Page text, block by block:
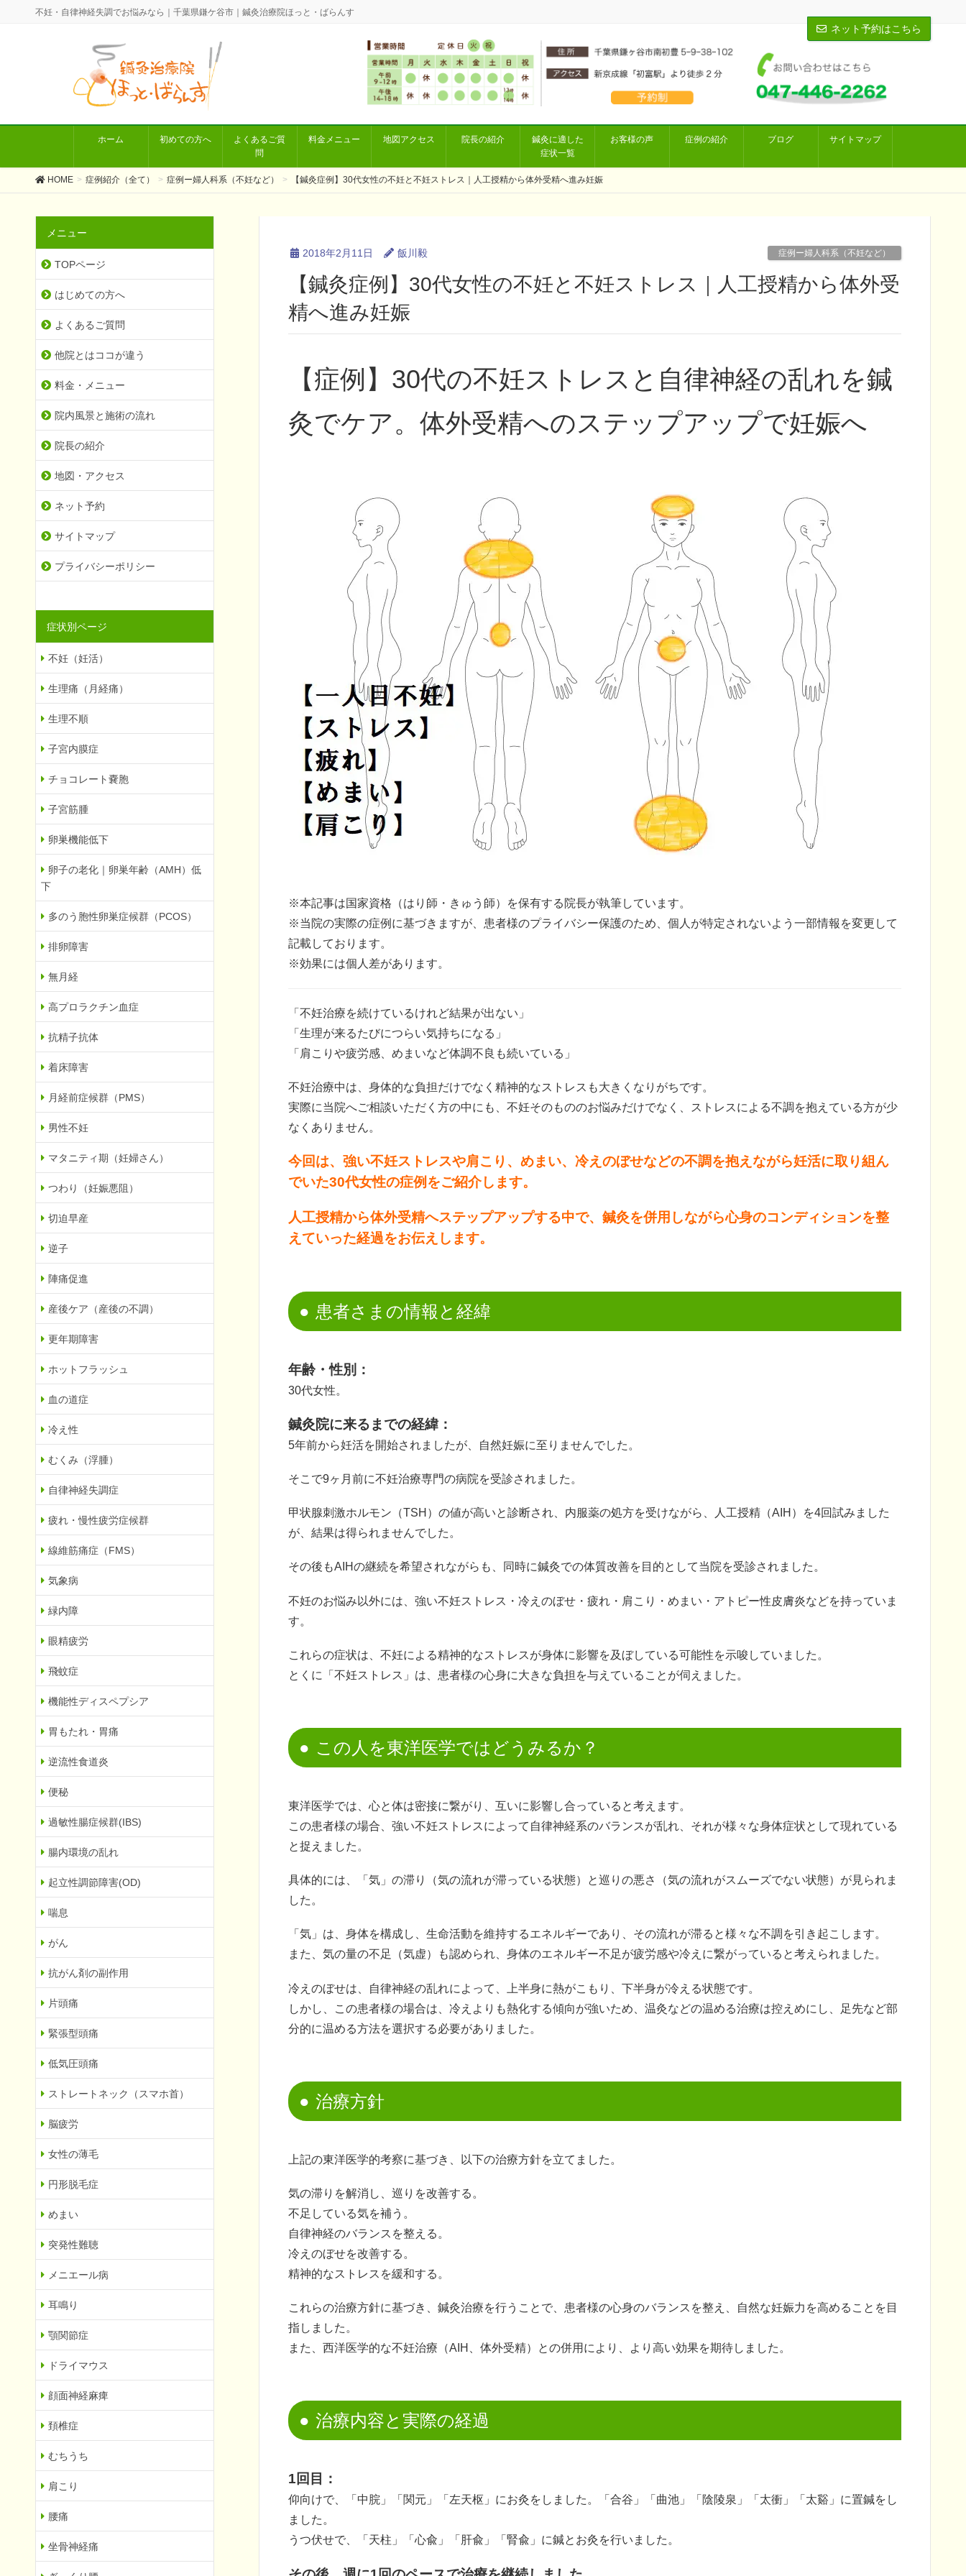
不妊・自律神経失調でお悩みなら｜千葉県鎌ケ谷市｜鍼灸治療院ほっと・ばらんす
ネット予約はこちら
ホーム 初めての方へ
よくあるご質
問
料金メニュー 地図アクセス 院長の紹介
鍼灸に適した
症状一覧
お客様の声 症例の紹介 ブログ サイトマップ
HOME 症例紹介（全て） 症例ー婦人科系（不妊など） 【鍼灸症例】30代女性の不妊と不妊ストレス｜人工授精から体外受精へ進み妊娠
2018年2月11日 飯川毅 症例ー婦人科系（不妊など）
【鍼灸症例】30代女性の不妊と不妊ストレス｜人工授精から体外受
精へ進み妊娠
【症例】30代の不妊ストレスと自律神経の乱れを鍼
灸でケア。体外受精へのステップアップで妊娠へ
※本記事は国家資格（はり師・きゅう師）を保有する院長が執筆しています。
※当院の実際の症例に基づきますが、患者様のプライバシー保護のため、個人が特定されないよう一部情報を変更して
記載しております。
※効果には個人差があります。
「不妊治療を続けているけれど結果が出ない」
「生理が来るたびにつらい気持ちになる」
「肩こりや疲労感、めまいなど体調不良も続いている」
不妊治療中は、身体的な負担だけでなく精神的なストレスも大きくなりがちです。
実際に当院へご相談いただく方の中にも、不妊そのもののお悩みだけでなく、ストレスによる不調を抱えている方が少
なくありません。
今回は、強い不妊ストレスや肩こり、めまい、冷えのぼせなどの不調を抱えながら妊活に取り組ん
でいた30代女性の症例をご紹介します。
人工授精から体外受精へステップアップする中で、鍼灸を併用しながら心身のコンディションを整
えていった経過をお伝えします。
患者さまの情報と経緯
年齢・性別：
30代女性。
鍼灸院に来るまでの経緯：
5年前から妊活を開始されましたが、自然妊娠に至りませんでした。
そこで9ヶ月前に不妊治療専門の病院を受診されました。
甲状腺刺激ホルモン（TSH）の値が高いと診断され、内服薬の処方を受けながら、人工授精（AIH）を4回試みました
が、結果は得られませんでした。
その後もAIHの継続を希望されながらも、同時に鍼灸での体質改善を目的として当院を受診されました。
不妊のお悩み以外には、強い不妊ストレス・冷えのぼせ・疲れ・肩こり・めまい・アトピー性皮膚炎などを持っていま
す。
これらの症状は、不妊による精神的なストレスが身体に影響を及ぼしている可能性を示唆していました。
とくに「不妊ストレス」は、患者様の心身に大きな負担を与えていることが伺えました。
この人を東洋医学ではどうみるか？
東洋医学では、心と体は密接に繋がり、互いに影響し合っていると考えます。
この患者様の場合、強い不妊ストレスによって自律神経系のバランスが乱れ、それが様々な身体症状として現れている
と捉えました。
具体的には、「気」の滞り（気の流れが滞っている状態）と巡りの悪さ（気の流れがスムーズでない状態）が見られま
した。
「気」は、身体を構成し、生命活動を維持するエネルギーであり、その流れが滞ると様々な不調を引き起こします。
また、気の量の不足（気虚）も認められ、身体のエネルギー不足が疲労感や冷えに繋がっていると考えられました。
冷えのぼせは、自律神経の乱れによって、上半身に熱がこもり、下半身が冷える状態です。
しかし、この患者様の場合は、冷えよりも熱化する傾向が強いため、温灸などの温める治療は控えめにし、足先など部
分的に温める方法を選択する必要がありました。
治療方針
上記の東洋医学的考察に基づき、以下の治療方針を立てました。
気の滞りを解消し、巡りを改善する。
不足している気を補う。
自律神経のバランスを整える。
冷えのぼせを改善する。
精神的なストレスを緩和する。
これらの治療方針に基づき、鍼灸治療を行うことで、患者様の心身のバランスを整え、自然な妊娠力を高めることを目
指しました。
また、西洋医学的な不妊治療（AIH、体外受精）との併用により、より高い効果を期待しました。
治療内容と実際の経過
1回目：
仰向けで、「中脘」「関元」「左天枢」にお灸をしました。「合谷」「曲池」「陰陵泉」「太衝」「太谿」に置鍼をし
ました。
うつ伏せで、「天柱」「心兪」「肝兪」「腎兪」に鍼とお灸を行いました。
メニュー
TOPページ
はじめての方へ
よくあるご質問
他院とはココが違う
料金・メニュー
院内風景と施術の流れ
院長の紹介
地図・アクセス
ネット予約
サイトマップ
プライバシーポリシー
症状別ページ
不妊（妊活）
生理痛（月経痛）
生理不順
子宮内膜症
チョコレート嚢胞
子宮筋腫
卵巣機能低下
卵子の老化｜卵巣年齢（AMH）低
下
多のう胞性卵巣症候群（PCOS）
排卵障害
無月経
高プロラクチン血症
抗精子抗体
着床障害
月経前症候群（PMS）
男性不妊
マタニティ期（妊婦さん）
つわり（妊娠悪阻）
切迫早産
逆子
陣痛促進
産後ケア（産後の不調）
更年期障害
ホットフラッシュ
血の道症
冷え性
むくみ（浮腫）
自律神経失調症
疲れ・慢性疲労症候群
線維筋痛症（FMS）
気象病
緑内障
眼精疲労
飛蚊症
機能性ディスペプシア
胃もたれ・胃痛
逆流性食道炎
便秘
過敏性腸症候群(IBS)
腸内環境の乱れ
起立性調節障害(OD)
喘息
がん
抗がん剤の副作用
片頭痛
緊張型頭痛
低気圧頭痛
ストレートネック（スマホ首）
脳疲労
女性の薄毛
円形脱毛症
めまい
突発性難聴
メニエール病
耳鳴り
顎関節症
ドライマウス
顔面神経麻痺
頚椎症
むちうち
肩こり
腰痛
坐骨神経痛